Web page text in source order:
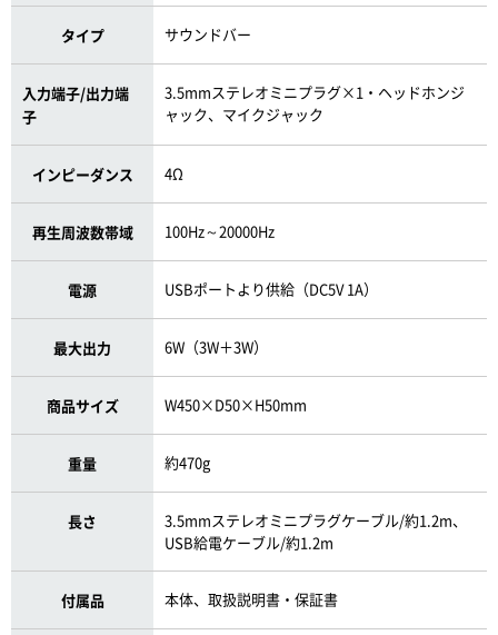
タイプ サウンドバー
入力端子/出力端
子
3.5mmステレオミニプラグ×1・ヘッドホンジ
ャック、マイクジャック
インピーダンス 4Ω
再生周波数帯域 100Hz～20000Hz
電源 USBポートより供給（DC5V 1A）
最大出力 6W（3W＋3W）
商品サイズ W450×D50×H50mm
重量 約470g
長さ
3.5mmステレオミニプラグケーブル/約1.2m、
USB給電ケーブル/約1.2m
付属品 本体、取扱説明書・保証書